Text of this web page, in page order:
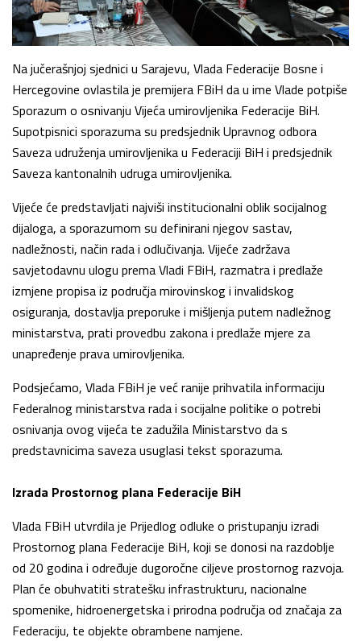
Na jučerašnjoj sjednici u Sarajevu, Vlada Federacije Bosne i
Hercegovine ovlastila je premijera FBiH da u ime Vlade potpiše
Sporazum o osnivanju Vijeća umirovljenika Federacije BiH.
Supotpisnici sporazuma su predsjednik Upravnog odbora
Saveza udruženja umirovljenika u Federaciji BiH i predsjednik
Saveza kantonalnih udruga umirovljenika.
Vijeće će predstavljati najviši institucionalni oblik socijalnog
dijaloga, a sporazumom su definirani njegov sastav,
nadležnosti, način rada i odlučivanja. Vijeće zadržava
savjetodavnu ulogu prema Vladi FBiH, razmatra i predlaže
izmjene propisa iz područja mirovinskog i invalidskog
osiguranja, dostavlja preporuke i mišljenja putem nadležnog
ministarstva, prati provedbu zakona i predlaže mjere za
unapređenje prava umirovljenika.
Podsjećamo, Vlada FBiH je već ranije prihvatila informaciju
Federalnog ministarstva rada i socijalne politike o potrebi
osnivanja ovog vijeća te zadužila Ministarstvo da s
predstavnicima saveza usuglasi tekst sporazuma.
Izrada Prostornog plana Federacije BiH
Vlada FBiH utvrdila je Prijedlog odluke o pristupanju izradi
Prostornog plana Federacije BiH, koji se donosi na razdoblje
od 20 godina i određuje dugoročne ciljeve prostornog razvoja.
Plan će obuhvatiti stratešku infrastrukturu, nacionalne
spomenike, hidroenergetska i prirodna područja od značaja za
Federaciju, te objekte obrambene namjene.